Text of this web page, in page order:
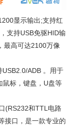
显示输出;支持红
支持USB免驱HID输
最高可达2100万像
ADB 。用于
鼠标，键盘，U盘等
和TTL电路
接口，是一款专业的